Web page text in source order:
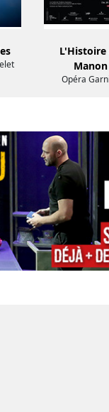
L'Histoire
Manon
Opéra